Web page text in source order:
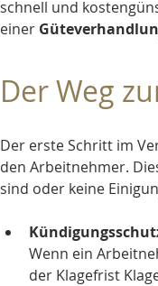
schnell und
einer
Der Weg
Der erste Schritt im
den Arbeitnehmer.
sind oder keine
Wenn ein
der Klagefrist